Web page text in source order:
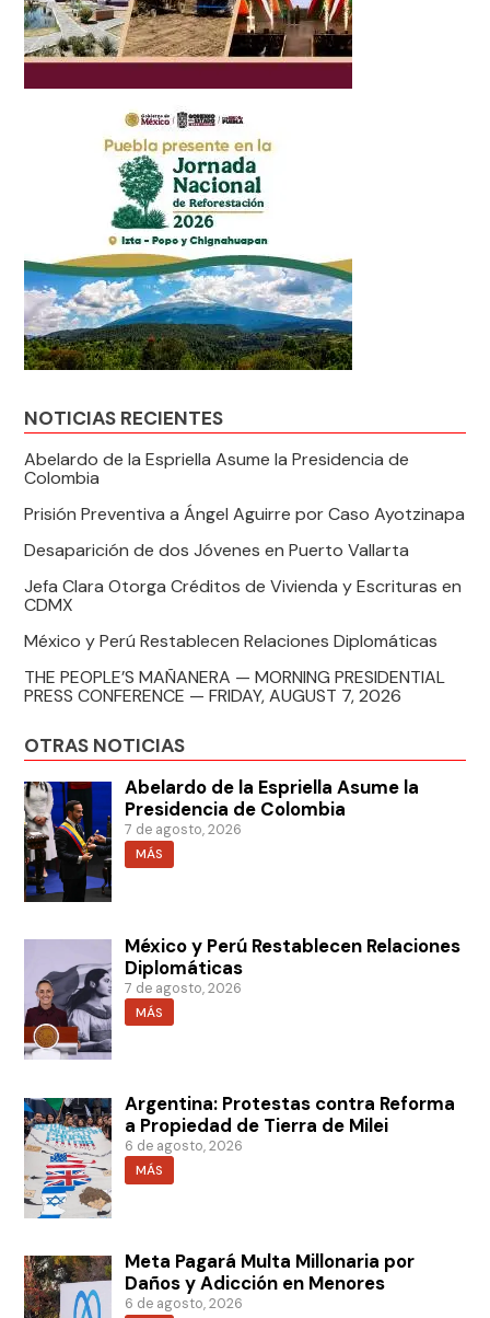
NOTICIAS RECIENTES
Abelardo de la Espriella Asume la Presidencia de
Colombia
Prisión Preventiva a Ángel Aguirre por Caso Ayotzinapa
Desaparición de dos Jóvenes en Puerto Vallarta
Jefa Clara Otorga Créditos de Vivienda y Escrituras en
CDMX
México y Perú Restablecen Relaciones Diplomáticas
THE PEOPLE’S MAÑANERA — MORNING PRESIDENTIAL
PRESS CONFERENCE — FRIDAY, AUGUST 7, 2026
OTRAS NOTICIAS
Abelardo de la Espriella Asume la
Presidencia de Colombia
7 de agosto, 2026
MÁS
México y Perú Restablecen Relaciones
Diplomáticas
7 de agosto, 2026
MÁS
Argentina: Protestas contra Reforma
a Propiedad de Tierra de Milei
6 de agosto, 2026
MÁS
Meta Pagará Multa Millonaria por
Daños y Adicción en Menores
6 de agosto, 2026